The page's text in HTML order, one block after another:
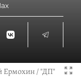
Ермохин / "ДП"